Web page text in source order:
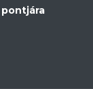
pontjára